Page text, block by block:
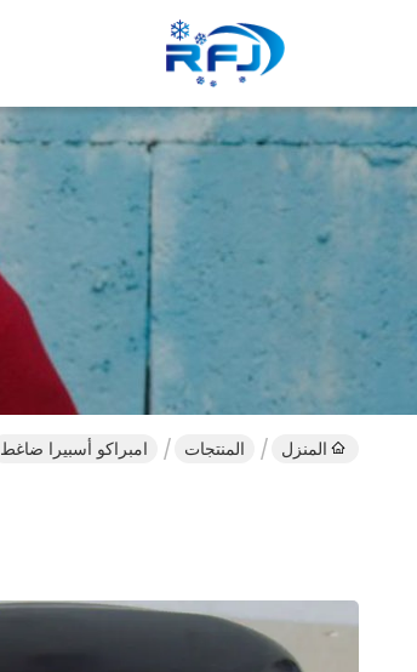
المنزل المنتجات امبراكو أسبيرا ضاغط